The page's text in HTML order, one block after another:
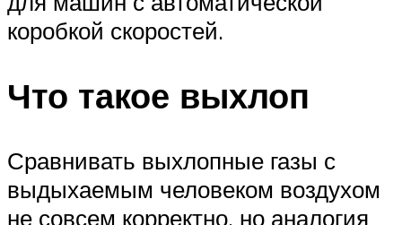
коробкой скоростей.
Что такое выхлоп
Сравнивать выхлопные газы с
выдыхаемым человеком воздухом
не совсем корректно, но аналогия